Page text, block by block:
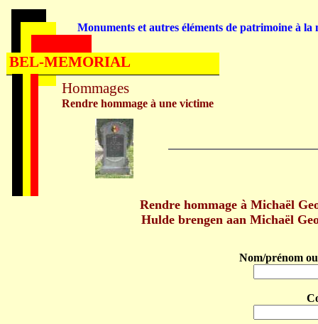
Rendre hommage à Michaël
Hulde brengen aan Michaël
Nom/prénom
Hommages
Rendre hommage à une victime
Monuments et autres éléments de patrimoine à la
BEL-MEMORIAL